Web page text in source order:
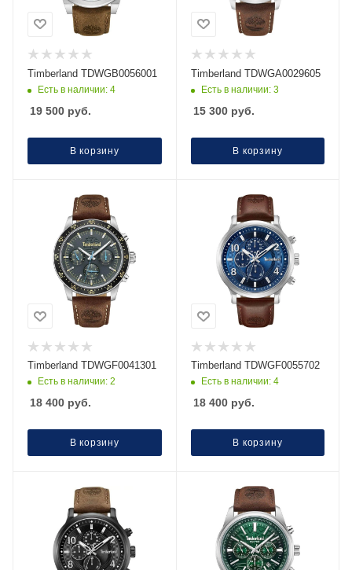
Timberland TDWGB0056001
Есть в наличии: 4
19 500 руб.
В корзину
Timberland TDWGA0029605
Есть в наличии: 3
15 300руб.
В корзину
Timberland TDWGF0041301
Есть в наличии: 2
18 400 руб.
В корзину
Timberland TDWGF0055702
Есть в наличии: 4
18 400руб.
В корзину